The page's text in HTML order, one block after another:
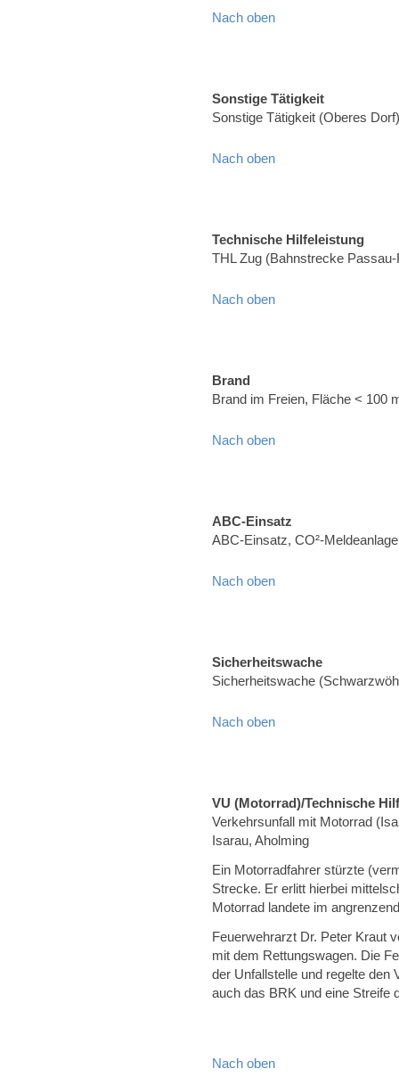
Nach oben
Sonstige Tätigkeit
Sonstige Tätigkeit (Oberes
Nach oben
Technische Hilfeleistung
THL Zug (Bahnstrecke
Nach oben
Brand
Brand im Freien, Fläche < 100
Nach oben
ABC-Einsatz
ABC-Einsatz, CO²-
Nach oben
Sicherheitswache
Sicherheitswache
Nach oben
VU (Motorrad)/Technische
Verkehrsunfall mit Motorrad
Isarau, Aholming
Ein Motorradfahrer stürzte
Strecke. Er erlitt hierbei
Motorrad landete im
Feuerwehrarzt Dr. Peter Kraut
mit dem Rettungswagen. Die
der Unfallstelle und regelte den
auch das BRK und eine Streife
Nach oben